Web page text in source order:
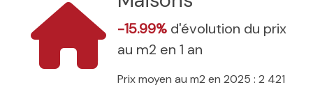
-15.99% d'évolution du prix
au m2 en 1 an
Prix moyen au m2 en 2025 : 2 421